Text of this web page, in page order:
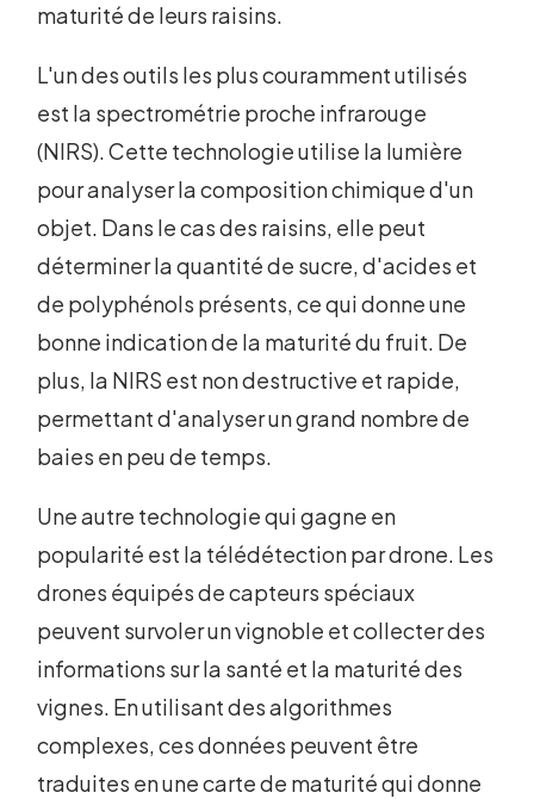
maturité de leurs raisins.
L'un des outils les plus couramment utilisés
est la spectrométrie proche infrarouge
(NIRS). Cette technologie utilise la lumière
pour analyser la composition chimique d'un
objet. Dans le cas des raisins, elle peut
déterminer la quantité de sucre, d'acides et
de polyphénols présents, ce qui donne une
bonne indication de la maturité du fruit. De
plus, la NIRS est non destructive et rapide,
permettant d'analyser un grand nombre de
baies en peu de temps.
Une autre technologie qui gagne en
popularité est la télédétection par drone. Les
drones équipés de capteurs spéciaux
peuvent survoler un vignoble et collecter des
informations sur la santé et la maturité des
vignes. En utilisant des algorithmes
complexes, ces données peuvent être
traduites en une carte de maturité qui donne